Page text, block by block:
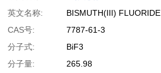
英文名称:
BISMUTH(III) FLUORIDE
CAS号:
7787-61-3
分子式:
BiF3
分子量:
265.98